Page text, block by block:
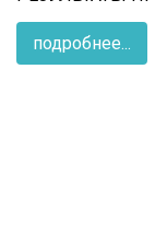
подробнее...